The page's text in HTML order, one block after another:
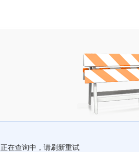
正在查询中，请刷新重试